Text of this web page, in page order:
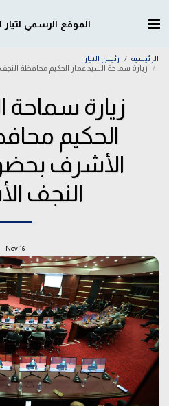
الموقع الرسمي
الرئيسية
رئيس التيار
زيارة سماحة السيد عمار الحكيم محافظة
زيارة سماحة
الحكيم
الأشرف
النجف
16
Nov